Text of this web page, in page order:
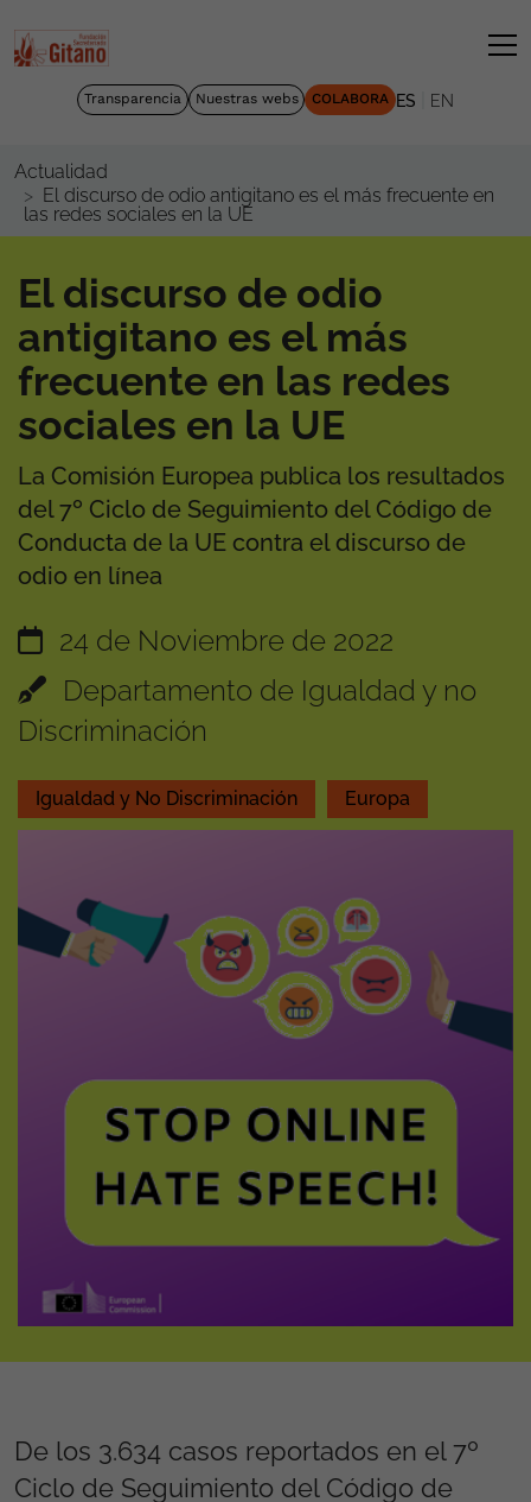
Transparencia Nuestras webs COLABORA ES EN
Actualidad
El discurso de odio antigitano es el más frecuente en
las redes sociales en la UE
El discurso de odio
antigitano es el más
frecuente en las redes
sociales en la UE
La Comisión Europea publica los resultados
del 7º Ciclo de Seguimiento del Código de
Conducta de la UE contra el discurso de
odio en línea
24 de Noviembre de 2022
Departamento de Igualdad y no
Discriminación
Igualdad y No Discriminación Europa
De los 3.634 casos reportados en el 7º
Ciclo de Seguimiento del Código de